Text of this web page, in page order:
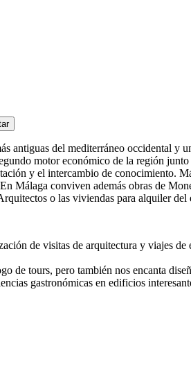
antiguas del mediterráneo occidental y
motor económico de la región
y el intercambio de conocimiento.
Málaga conviven además obras de
o las viviendas para alquiler
de visitas de arquitectura y viajes
de tours, pero también nos encanta
gastronómicas en edificios